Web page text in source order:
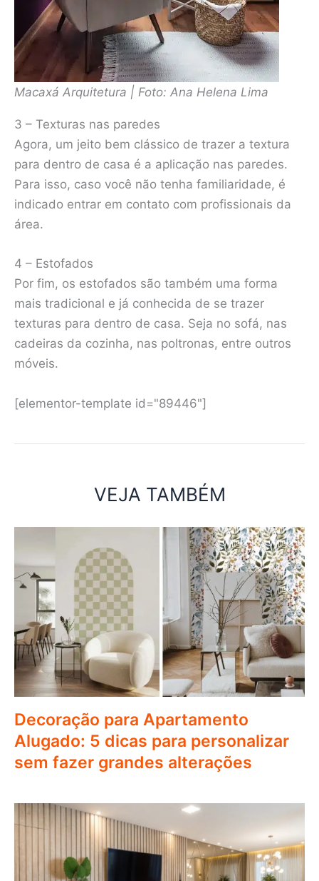
Macaxá Arquitetura | Foto: Ana Helena Lima
3 – Texturas nas paredes
Agora, um jeito bem clássico de trazer a textura
para dentro de casa é a aplicação nas paredes.
Para isso, caso você não tenha familiaridade, é
indicado entrar em contato com profissionais da
área.
4 – Estofados
Por fim, os estofados são também uma forma
mais tradicional e já conhecida de se trazer
texturas para dentro de casa. Seja no sofá, nas
cadeiras da cozinha, nas poltronas, entre outros
móveis.
[elementor-template id="89446"]
VEJA TAMBÉM
Decoração para Apartamento
Alugado: 5 dicas para personalizar
sem fazer grandes alterações